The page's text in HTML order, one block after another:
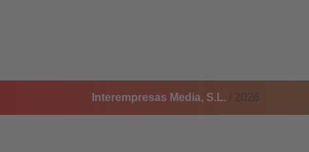
Interempresas Media, S.L. / 2026